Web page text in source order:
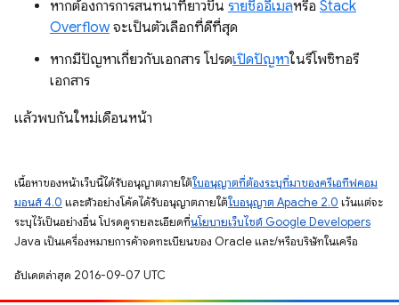
หากต้องการการสนทนาที่ยาวขึ้น รายชื่ออีเมลหรือ Stack
Overflowจะเป็นตัวเลือกที่ดีที่สุด
หากมีปัญหาเกี่ยวกับเอกสาร โปรดเปิดปัญหาในรีโพซิทอรี
เอกสาร
แล้วพบกันใหม่เดือนหน้า
เนื้อหาของหน้าเว็บนี้ได้รับอนุญาตภายใต้ใบอนุญาตที่ต้องระบุที่มาของครีเอทีฟคอม
มอนส์ 4.0 และตัวอย่างโค้ดได้รับอนุญาตภายใต้ใบอนุญาต Apache 2.0 เว้นแต่จะ
ระบุไว้เป็นอย่างอื่น โปรดดูรายละเอียดที่นโยบายเว็บไซต์ Google Developers
Java เป็นเครื่องหมายการค้าจดทะเบียนของ Oracle และ/หรือบริษัทในเครือ
อัปเดตล่าสุด 2016-09-07 UTC